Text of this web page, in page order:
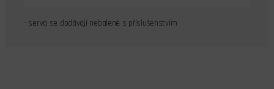
- serva se dodávají nebalené s příslušenstvím